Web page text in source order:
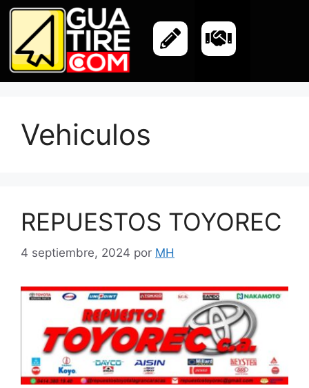
Vehiculos
REPUESTOS TOYOREC
4 septiembre, 2024 por MH